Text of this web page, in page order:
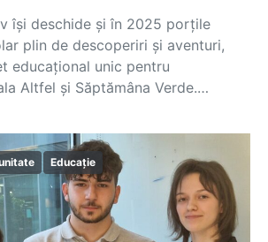
își deschide și în 2025 porțile
plin de descoperiri și aventuri,
educațional unic pentru
Altfel și Săptămâna Verde.…
Educație